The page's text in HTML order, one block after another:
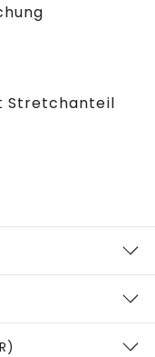
Stretchanteil